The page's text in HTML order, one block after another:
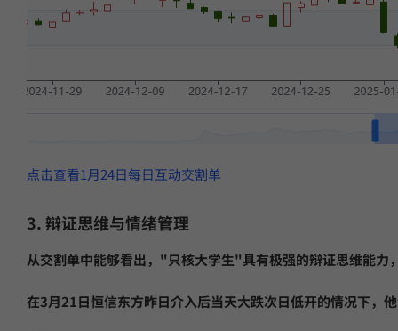
点击查看1月24日每日互动交割单
3. 辩证思维与情绪管理
从交割单中能够看出，"只核大学生"具有极强的辩证思维能力
在3月21日恒信东方昨日介入后当天大跌次日低开的情况下，